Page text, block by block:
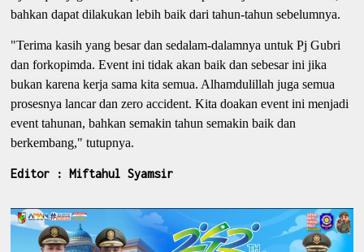
bahkan dapat dilakukan lebih baik dari tahun-tahun sebelumnya.
"Terima kasih yang besar dan sedalam-dalamnya untuk Pj Gubri
dan forkopimda. Event ini tidak akan baik dan sebesar ini jika
bukan karena kerja sama kita semua. Alhamdulillah juga semua
prosesnya lancar dan zero accident. Kita doakan event ini menjadi
event tahunan, bahkan semakin tahun semakin baik dan
berkembang," tutupnya.
Editor : Miftahul Syamsir